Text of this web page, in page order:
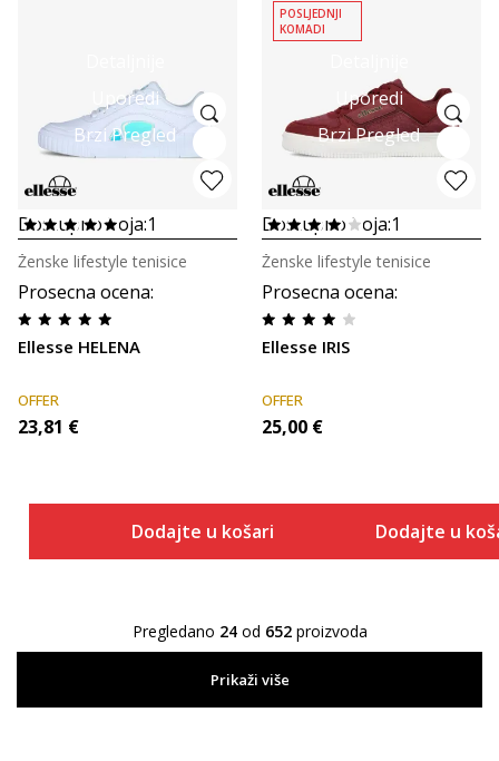
Uporedi
Brzi Pregled
Dostupno boja:1
Prosecna ocena:
Ellesse HELENA
Ženske lifestyle tenisice
OFFER
23,81 €
Dodajte u košaricu
Uporedi
Brzi Pregled
POSLJEDNJI
KOMADI
Dostupno boja:1
Prosecna ocena:
Ellesse IRIS
Ženske lifestyle tenisice
OFFER
25,00 €
Dodajte u
Pregledano 24od 652proizvoda
Prikaži više